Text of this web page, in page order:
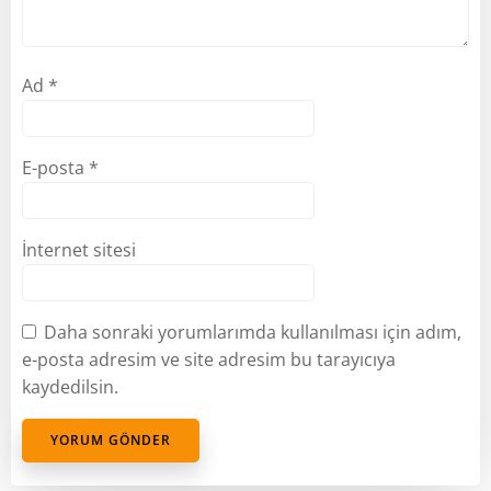
Ad *
E-posta *
İnternet sitesi
Daha sonraki yorumlarımda kullanılması için adım,
e-posta adresim ve site adresim bu tarayıcıya
kaydedilsin.